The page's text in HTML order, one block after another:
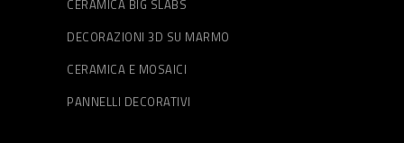
CERAMICA BIG SLABS
DECORAZIONI 3D SU MARMO
CERAMICA E MOSAICI
PANNELLI DECORATIVI